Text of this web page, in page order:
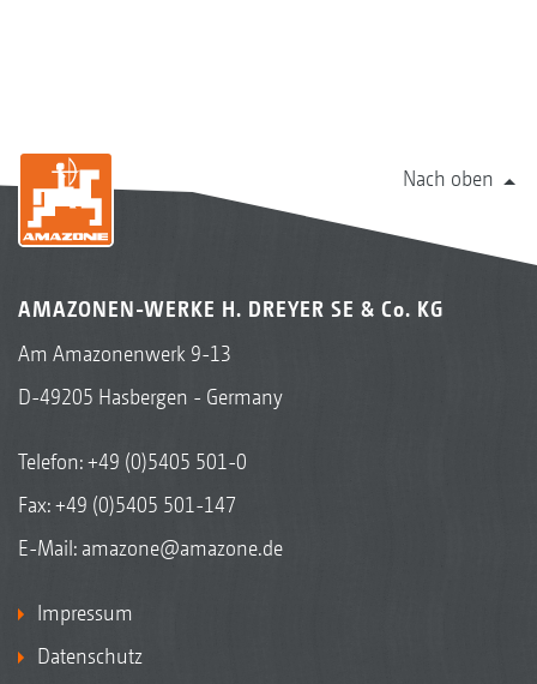
Nach oben
AMAZONEN-WERKE H. DREYER SE & Co. KG
Am Amazonenwerk 9-13
D-49205 Hasbergen - Germany
Telefon:+49 (0)5405 501-0
Fax: +49 (0)5405 501-147
E-Mail: amazone@amazone.de
Impressum
Datenschutz